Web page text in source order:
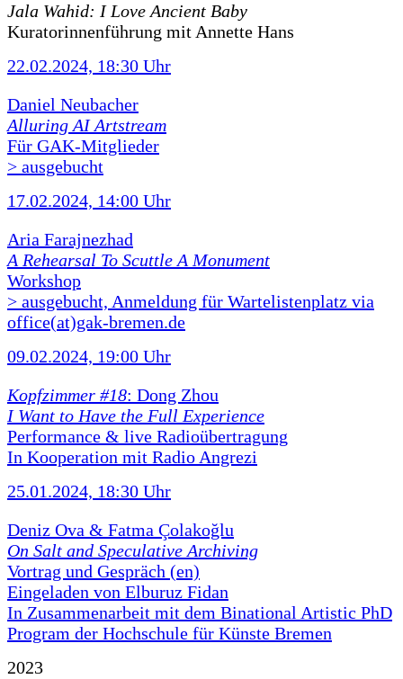
Jala Wahid: I Love Ancient Baby
Kuratorinnenführung mit Annette Hans
22.02.2024, 18:30 Uhr
Daniel Neubacher
Alluring AI Artstream
Für GAK-Mitglieder
> ausgebucht
17.02.2024, 14:00 Uhr
Aria Farajnezhad
A Rehearsal To Scuttle A Monument
Workshop
> ausgebucht, Anmeldung für Wartelistenplatz via
office(at)gak-bremen.de
09.02.2024, 19:00 Uhr
Kopfzimmer #18: Dong Zhou
I Want to Have the Full Experience
Performance & live Radioübertragung
In Kooperation mit Radio Angrezi
25.01.2024, 18:30 Uhr
Deniz Ova & Fatma Çolakoğlu
On Salt and Speculative Archiving
Vortrag und Gespräch (en)
Eingeladen von Elburuz Fidan
In Zusammenarbeit mit dem Binational Artistic PhD
Program der Hochschule für Künste Bremen
2023